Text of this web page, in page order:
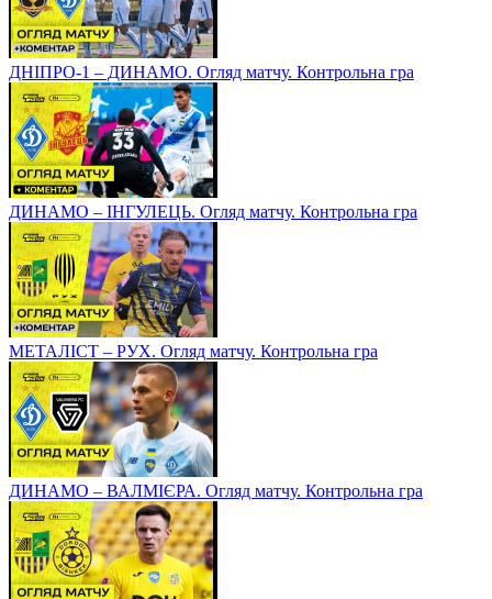
ДНІПРО-1 – ДИНАМО. Огляд матчу. Контрольна гра
ДИНАМО – ІНГУЛЕЦЬ. Огляд матчу. Контрольна гра
МЕТАЛІСТ – РУХ. Огляд матчу. Контрольна гра
ДИНАМО – ВАЛМІЄРА. Огляд матчу. Контрольна гра